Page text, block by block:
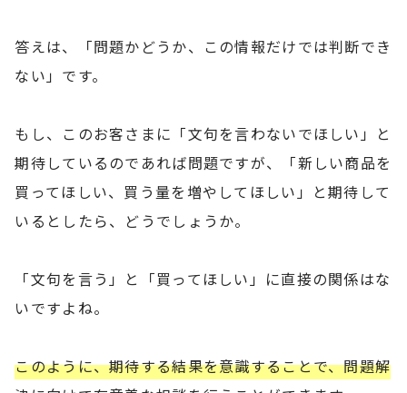
答えは、「問題かどうか、この情報だけでは判断でき
ない」です。
もし、このお客さまに「文句を言わないでほしい」と
期待しているのであれば問題ですが、「新しい商品を
買ってほしい、買う量を増やしてほしい」と期待して
いるとしたら、どうでしょうか。
「文句を言う」と「買ってほしい」に直接の関係はな
いですよね。
このように、期待する結果を意識することで、問題解